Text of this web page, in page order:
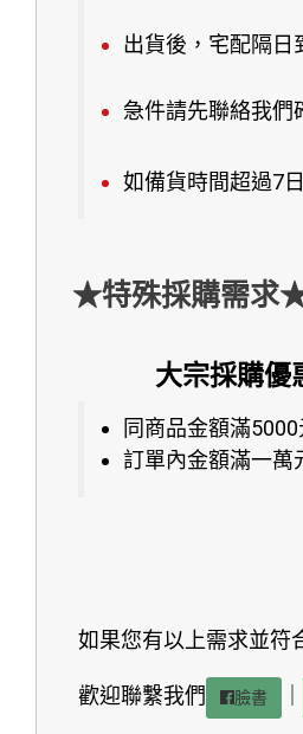
出貨後，宅配隔日
急件請先聯絡我們
如備貨時間超過7
★特殊採購需求
大宗採購優
同商品金額滿5000
訂單內金額滿一萬
如果您有以上需求並符
歡迎聯繫我們 臉書